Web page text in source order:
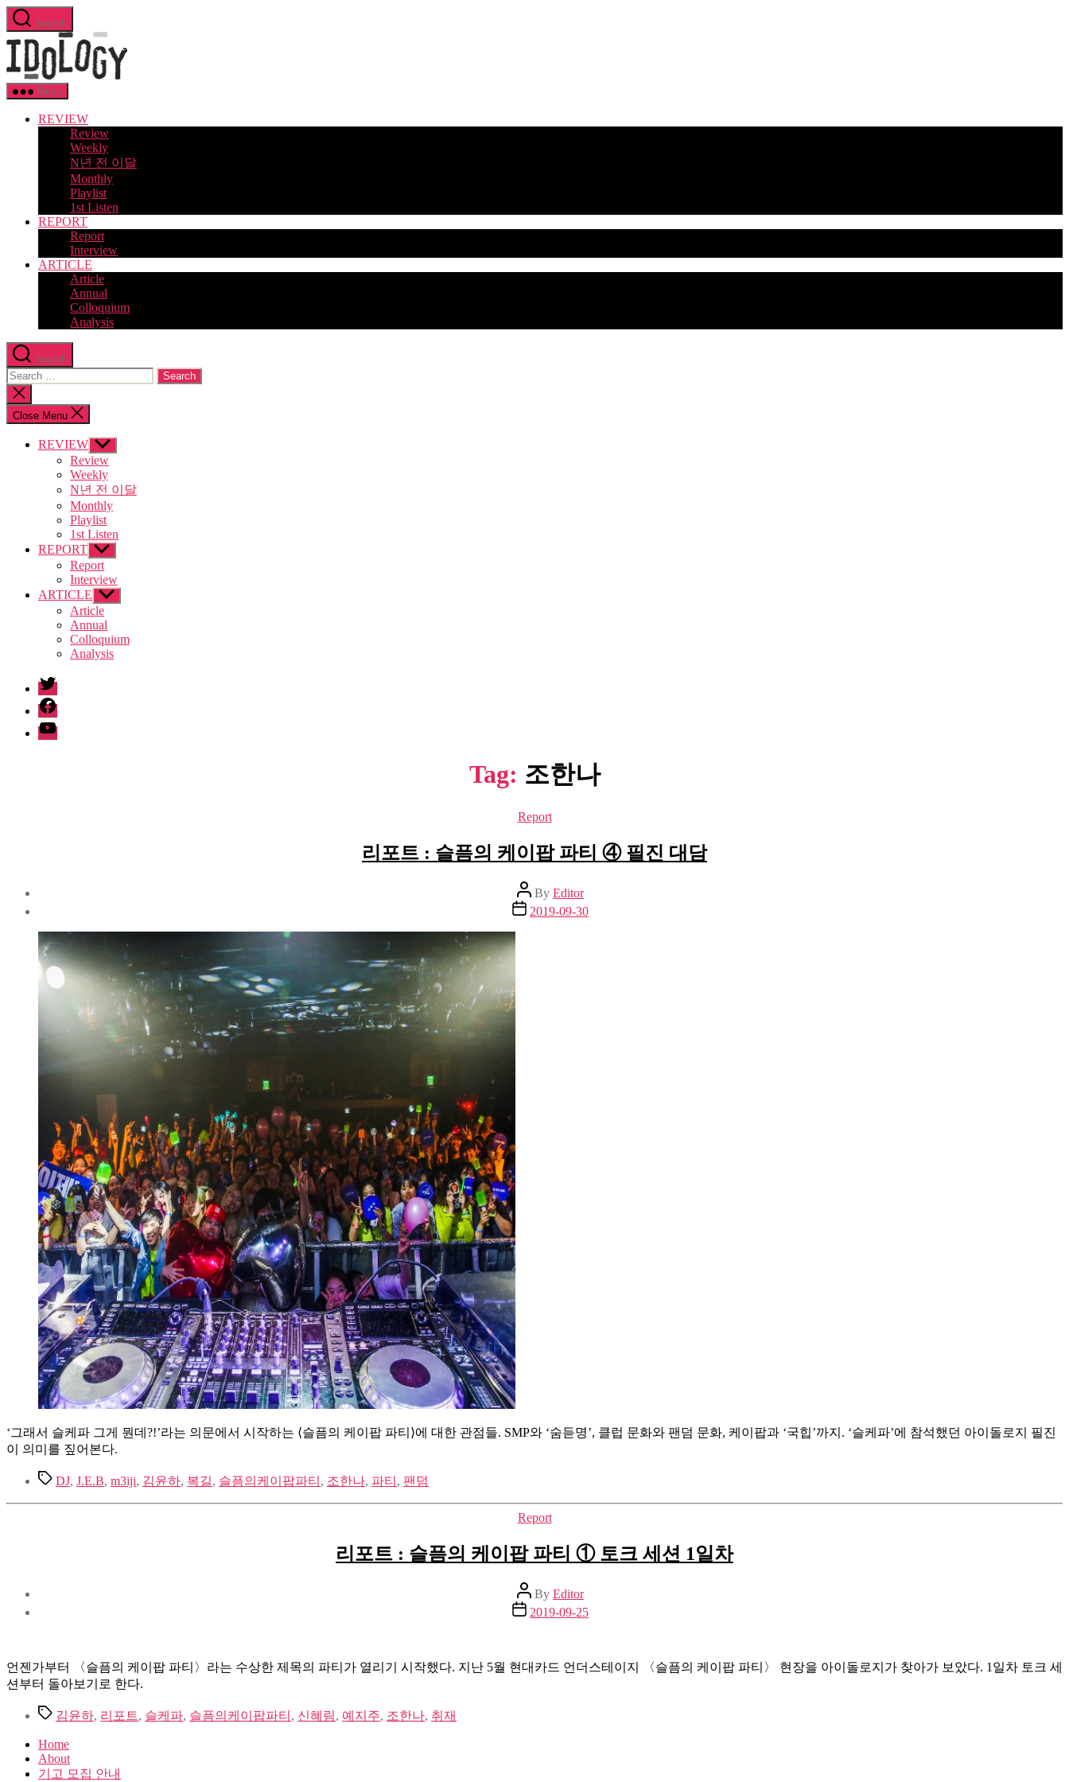
Skip
to
the
content
Search
Menu
REVIEW
Review
Weekly
N년 전 이달
Monthly
Playlist
1st Listen
REPORT
Report
Interview
ARTICLE
Article
Annual
Colloquium
Analysis
Search
Search
for:
Close
search
Close Menu
REVIEW Show
sub
menu
Review
Weekly
N년 전 이달
Monthly
Playlist
1st Listen
REPORT Show
sub
menu
Report
Interview
ARTICLE Show
sub
menu
Article
Annual
Colloquium
Analysis
twitter
facebook
Youtube
Tag: 조한나
Categories
Report
리포트 : 슬픔의 케이팝 파티 ④ 필진 대담
Post
author
By Editor
Post
date
2019-09-30
‘그래서 슬케파 그게 뭔데?!’라는 의문에서 시작하는 ⟨슬픔의 케이팝 파티⟩에 대한 관점들. SMP와 ‘숨듣명’, 클럽 문화와 팬덤 문화, 케이팝과 ‘국힙’까지. ‘슬케파’에 참석했던 아이돌로지 필진
이 의미를 짚어본다.
TagsDJ, J.E.B, m3iji, 김윤하, 복길, 슬픔의케이팝파티 , 조한나, 파티 , 팬덤
Categories
Report
리포트 : 슬픔의 케이팝 파티 ① 토크 세션 1일차
Post
author
By Editor
Post
date
2019-09-25
언젠가부터 〈슬픔의 케이팝 파티〉라는 수상한 제목의 파티가 열리기 시작했다. 지난 5월 현대카드 언더스테이지 〈슬픔의 케이팝 파티〉 현장을 아이돌로지가 찾아가 보았다. 1일차 토크 세
션부터 돌아보기로 한다.
Tags김윤하, 리포트, 슬케파, 슬픔의케이팝파티 , 신혜림, 예지주, 조한나, 취재
Home
About
기고 모집 안내